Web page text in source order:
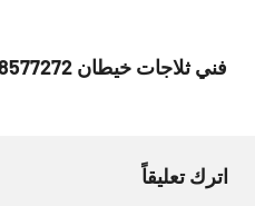
اترك تعليقاً